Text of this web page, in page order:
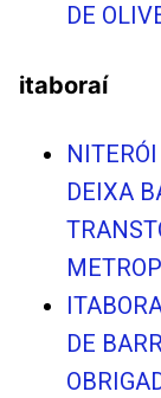
DE
itaboraí
DEIXA
DE